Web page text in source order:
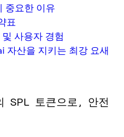
중요한 이유
표
사용자 경험
자산을 지키는 최강 요새
SPL 토큰으로, 안전